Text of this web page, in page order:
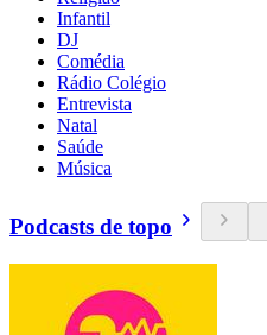
Infantil
DJ
Comédia
Rádio Colégio
Entrevista
Natal
Saúde
Música
Podcasts de topo